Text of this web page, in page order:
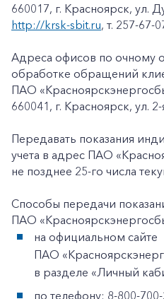
660017, г. Красноярск, ул.
http://krsk-sbit.ru, т. 257-67-
Адреса офисов по очному
обработке обращений
ПАО
660041, г. Красноярск, ул.
Передавать показания
учета в адрес ПАО
не позднее 25-го числа
Способы передачи
ПАО
на официальном сайте
ПАО
в разделе «Личный
по телефону: 8-800-